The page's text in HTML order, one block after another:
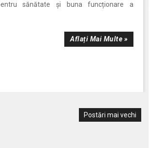
sănătate și buna funcționare a
Aflați Mai Multe »
Postări mai vechi